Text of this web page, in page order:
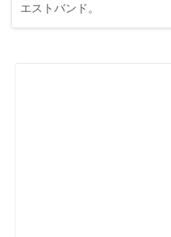
エストバンド。